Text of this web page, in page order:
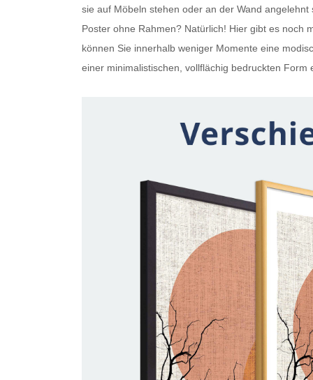
sie auf Möbeln stehen oder an der Wand
Poster ohne Rahmen? Natürlich! Hier gibt es noch
können Sie innerhalb weniger Momente eine
einer minimalistischen, vollflächig bedruckten Form